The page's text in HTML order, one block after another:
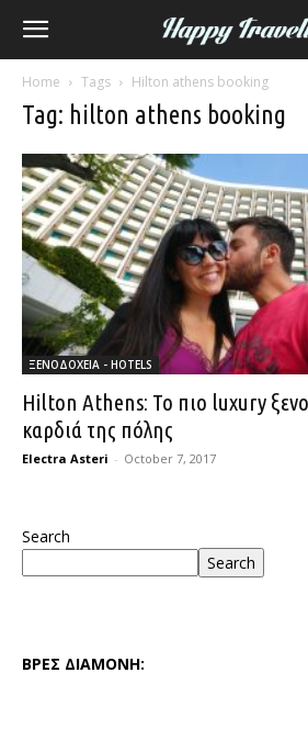
Home Tags Hilton athens booking
Tag: hilton athens booking
ΞΕΝΟΔΟΧΕΙΑ - HOTELS
Hilton Athens: Το πιο luxury
καρδιά της πόλης
Electra Asteri - October 7, 2017
Search
Search
ΒΡΕΣ ΔΙΑΜΟΝΗ: